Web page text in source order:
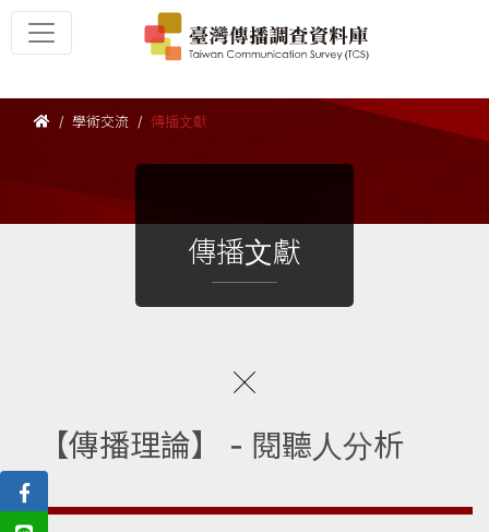
學術交流 傳播文獻
傳播文獻
【傳播理論】 - 閱聽人分析